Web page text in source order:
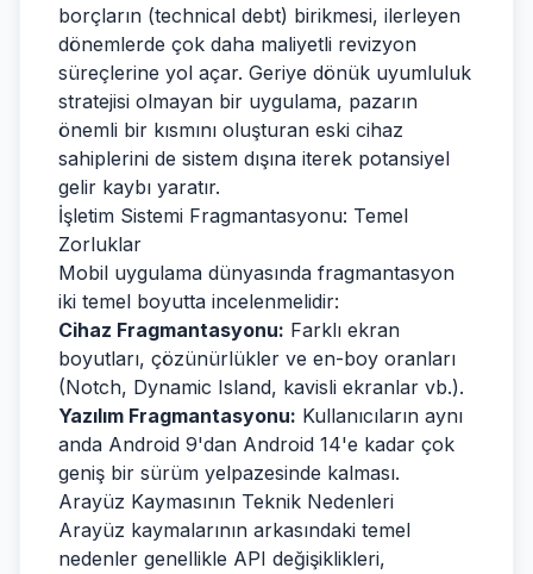
borçların (technical debt) birikmesi, ilerleyen
dönemlerde çok daha maliyetli revizyon
süreçlerine yol açar. Geriye dönük uyumluluk
stratejisi olmayan bir uygulama, pazarın
önemli bir kısmını oluşturan eski cihaz
sahiplerini de sistem dışına iterek potansiyel
gelir kaybı yaratır.
İşletim Sistemi Fragmantasyonu: Temel
Zorluklar
Mobil uygulama dünyasında fragmantasyon
iki temel boyutta incelenmelidir:
Cihaz Fragmantasyonu: Farklı ekran
boyutları, çözünürlükler ve en-boy oranları
(Notch, Dynamic Island, kavisli ekranlar vb.).
Yazılım Fragmantasyonu: Kullanıcıların aynı
anda Android 9'dan Android 14'e kadar çok
geniş bir sürüm yelpazesinde kalması.
Arayüz Kaymasının Teknik Nedenleri
Arayüz kaymalarının arkasındaki temel
nedenler genellikle API değişiklikleri,